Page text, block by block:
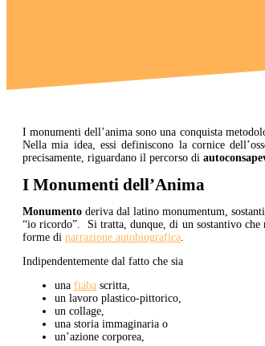
I monumenti dell’anima sono una conquista
Nella mia idea, essi definiscono la cornice
precisamente, riguardano il percorso di
I Monumenti dell’Anima
Monumento deriva dal latino monumentum,
“io ricordo”. Si tratta, dunque, di un sostantivo che
forme di narrazione autobiografica
Indipendentemente dal fatto che sia
una fiaba scritta,
un lavoro plastico-pittorico,
un collage,
una storia immaginaria o
un’azione corporea,